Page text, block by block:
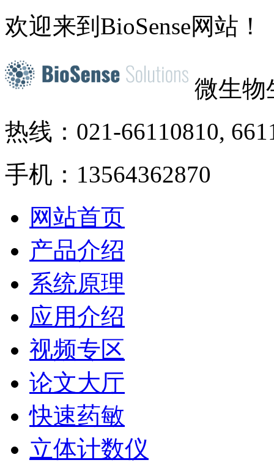
欢迎来到BioSense网站！
微生物
热线：021-66110810,
手机：13564362870
网站首页
产品介绍
系统原理
应用介绍
视频专区
论文大厅
快速药敏
立体计数仪